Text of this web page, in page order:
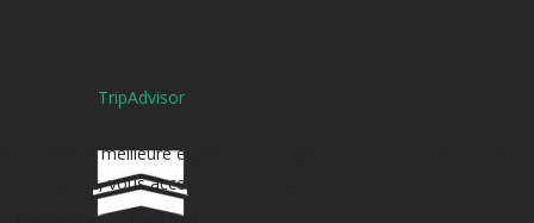
TripAdvisor
Pour offrir la meilleure expérience en ligne, ce site utilise des cookies.
En naviguant, vous acceptez son utilisation.